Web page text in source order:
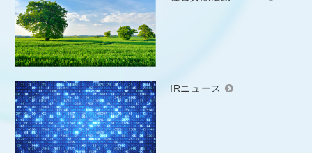
IRニュース